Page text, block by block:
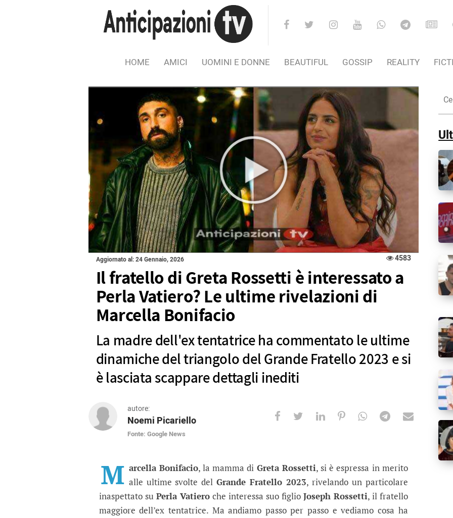
HOME AMICI UOMINI E DONNE BEAUTIFUL GOSSIP REALITY
Aggiornato al: 24 Gennaio, 2026 4583
Il fratello di Greta Rossetti è interessato a
Perla Vatiero? Le ultime rivelazioni di
Marcella Bonifacio
La madre dell'ex tentatrice ha commentato le ultime
dinamiche del triangolo del Grande Fratello 2023 e si
è lasciata scappare dettagli inediti
autore:
Noemi Picariello
Fonte: Google News
Il fratello di Greta Rossetti è interessato a Perla Vatiero?
La madre dell'ex tentatrice ha commentato le ultime dinamiche del triangolo
M arcella Bonifacio, la mamma di Greta Rossetti, si è espressa in merito
alle ultime svolte delGrande Fratello 2023, rivelando un particolare
inaspettato su Perla Vatieroche interessa suo figlio Joseph Rossetti, il fratello
maggiore dell’ex tentatrice. Ma andiamo passo per passo e vediamo cosa ha
nel
Sito